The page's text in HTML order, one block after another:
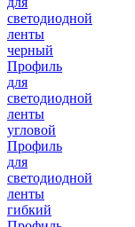
светодиодной
ленты
черный
Профиль
для
светодиодной
ленты
угловой
Профиль
для
светодиодной
ленты
гибкий